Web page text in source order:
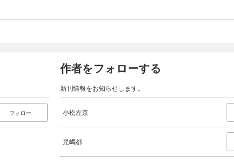
フォロー
作者をフォローする
新刊情報をお知らせします。
小松左京
児嶋都